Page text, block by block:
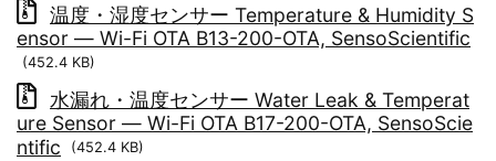
温度・湿度センサー Temperature & Humidity S
ensor ― Wi-Fi OTA B13-200-OTA, SensoScientific
(452.4 KB)
水漏れ・温度センサー Water Leak & Temperat
ure Sensor ― Wi-Fi OTA B17-200-OTA, SensoScie
ntific
(452.4 KB)